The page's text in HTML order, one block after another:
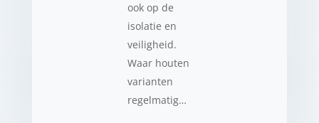
ook op de
isolatie en
veiligheid.
Waar houten
varianten
regelmatig…